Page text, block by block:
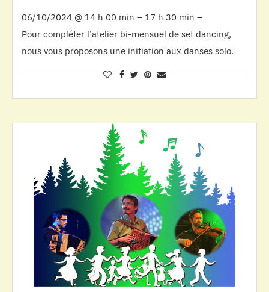
06/10/2024 @ 14 h 00 min – 17 h 30 min –
Pour compléter l’atelier bi-mensuel de set dancing,
nous vous proposons une initiation aux danses solo.